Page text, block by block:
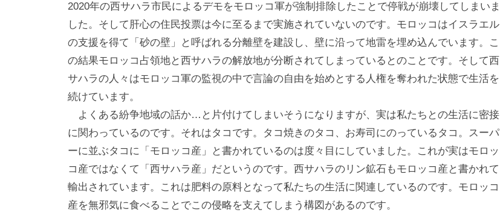
2020年の西サハラ市民によるデモをモロッコ軍が強制排除したことで停戦が崩壊してしまいま
した。そして肝心の住民投票は今に至るまで実施されていないのです。モロッコはイスラエル
の支援を得て「砂の壁」と呼ばれる分離壁を建設し、壁に沿って地雷を埋め込んでいます。こ
の結果モロッコ占領地と西サハラの解放地が分断されてしまっているとのことです。そして西
サハラの人々はモロッコ軍の監視の中で言論の自由を始めとする人権を奪われた状態で生活を
続けています。
よくある紛争地域の話か…と片付けてしまいそうになりますが、実は私たちとの生活に密接
に関わっているのです。それはタコです。タコ焼きのタコ、お寿司にのっているタコ。スーパ
ーに並ぶタコに「モロッコ産」と書かれているのは度々目にしていました。これが実はモロッ
コ産ではなくて「西サハラ産」だというのです。西サハラのリン鉱石もモロッコ産と書かれて
輸出されています。これは肥料の原料となって私たちの生活に関連しているのです。モロッコ
産を無邪気に食べることでこの侵略を支えてしまう構図があるのです。